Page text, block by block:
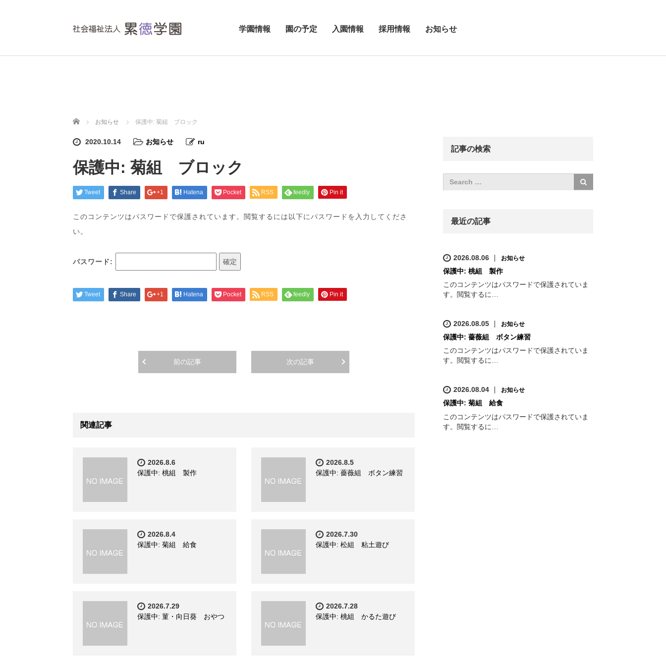
学園情報 園の予定 入園情報 採用情報 お知らせ
ホーム お知らせ 保護中: 菊組 ブロック
2020.10.14 お知らせ ru
保護中: 菊組 ブロック
Tweet Share +1 Hatena Pocket RSS feedly Pin it
このコンテンツはパスワードで保護されています。閲覧するには以下にパスワードを入力してくださ
い。
パスワード:
Tweet Share +1 Hatena Pocket RSS feedly Pin it
前の記事 次の記事
関連記事
2026.8.6
保護中: 桃組 製作
2026.8.5
保護中: 薔薇組 ボタン練習
2026.8.4
保護中: 菊組 給食
2026.7.30
保護中: 松組 粘土遊び
2026.7.29
保護中: 菫・向日葵 おやつ
2026.7.28
保護中: 桃組 かるた遊び
記事の検索
最近の記事
2026.08.06 お知らせ
保護中: 桃組 製作
このコンテンツはパスワードで保護されていま
す。閲覧するに…
2026.08.05 お知らせ
保護中: 薔薇組 ボタン練習
このコンテンツはパスワードで保護されていま
す。閲覧するに…
2026.08.04 お知らせ
保護中: 菊組 給食
このコンテンツはパスワードで保護されていま
す。閲覧するに…